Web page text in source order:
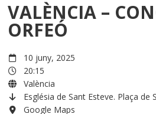
VALÈNCIA –
ORFEÓ
10 juny, 2025
20:15
València
Església de Sant Esteve. Plaça de
Google Maps